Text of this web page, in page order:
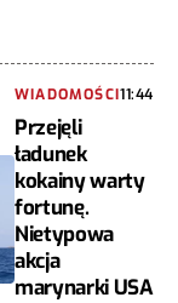
WIADOMOŚCI11:44
Przejęli
ładunek
kokainy warty
fortunę.
Nietypowa
akcja
marynarki USA